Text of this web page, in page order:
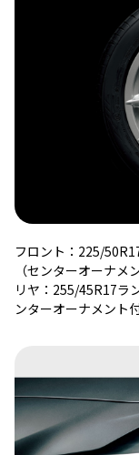
フロント：225/
（センターオーナメ
リヤ：255/45R17ラ
ンターオーナメント付